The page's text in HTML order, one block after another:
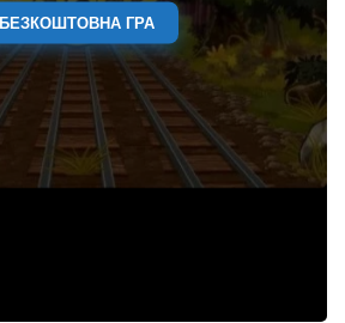
БЕЗКОШТОВНА ГРА